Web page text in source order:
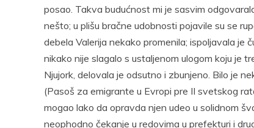
posao. Takva budućnost mi je sasvim
nešto; u plišu bračne udobnosti pojavile su se
debela Valerija nekako promenila; ispoljavala je
nikako nije slagalo s ustaljenom ulogom koju je
Njujork, delovala je odsutno i zbunjeno. Bilo je
(Pasoš za emigrante u Evropi pre II svetskog
mogao lako da opravda njen udeo u solidnom
neophodno čekanje u redovima u prefekturi i